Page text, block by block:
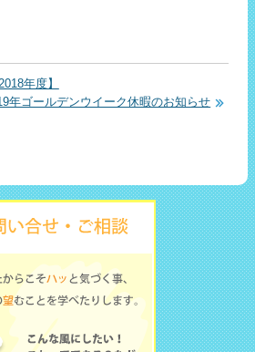
年度】
年ゴールデンウイーク休暇のお知らせ